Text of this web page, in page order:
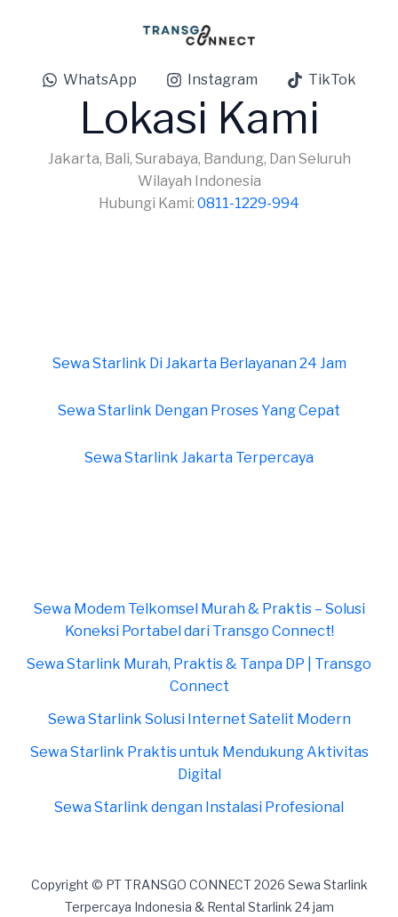
WhatsApp Instagram TikTok
Lokasi Kami
Jakarta, Bali, Surabaya, Bandung, Dan Seluruh
Wilayah Indonesia
Hubungi Kami: 0811-1229-994
Sewa Starlink Di Jakarta Berlayanan 24 Jam
Sewa Starlink Dengan Proses Yang Cepat
Sewa Starlink Jakarta Terpercaya
Sewa Modem Telkomsel Murah & Praktis – Solusi
Koneksi Portabel dari Transgo Connect!
Sewa Starlink Murah, Praktis & Tanpa DP | Transgo
Connect
Sewa Starlink Solusi Internet Satelit Modern
Sewa Starlink Praktis untuk Mendukung Aktivitas
Digital
Sewa Starlink dengan Instalasi Profesional
Copyright © PT TRANSGO CONNECT 2026 Sewa Starlink
Terpercaya Indonesia & Rental Starlink 24 jam